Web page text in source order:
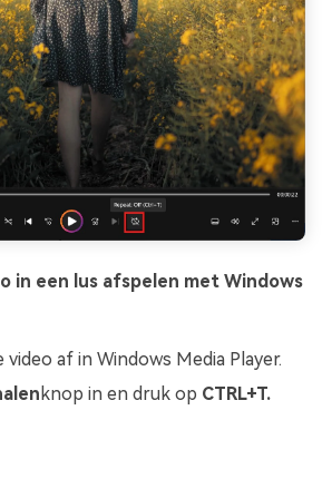
in een lus afspelen met Windows
video af in Windows Media Player.
knop in en druk op CTRL+T.